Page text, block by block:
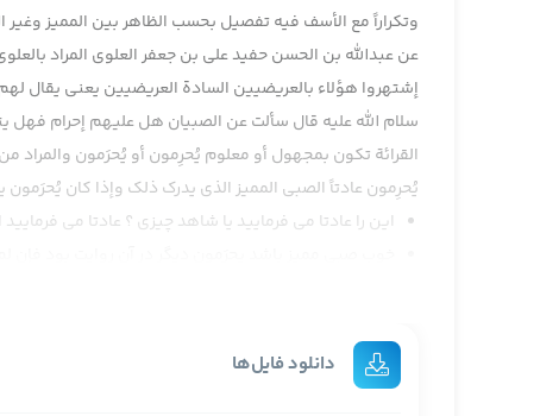
وتكراراً مع الأسف فيه تفصيل بحسب الظاهر بين المميز وغير
عن عبدالله بن الحسن حفيد علي بن جعفر العلوي المراد
إشتهروا هؤلاء بالعريضيين السادة العريضيين يعني يقال
سلام الله عليه قال سألت عن الصبيان هل عليهم إحرام فهل
القرائة تكون بمجهول أو معلوم يُحرِمون أو يُحرَمون والمراد
يُحرِمون عادتاً الصبي المميز الذي يدرك ذلك وإذا كان
این را عادتا می فرمایید یا شاهد چیزی ؟ عادتا می
بعد في باب التلبية مراد من الإحسان هنا ليس مجرد التلفظ
الظاهر فإن لم يحسن أن يلبي ظاهراً كلمة لم يحسن يراد به
دانلود فایل‌ها